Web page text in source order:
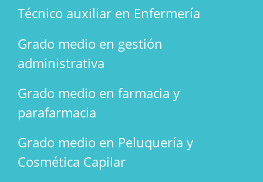
Técnico auxiliar en Enfermería
Grado medio en gestión
administrativa
Grado medio en farmacia y
parafarmacia
Grado medio en Peluquería y
Cosmética Capilar